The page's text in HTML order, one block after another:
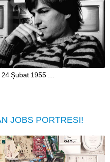
24 Şubat 1955 …
JOBS PORTRESI!